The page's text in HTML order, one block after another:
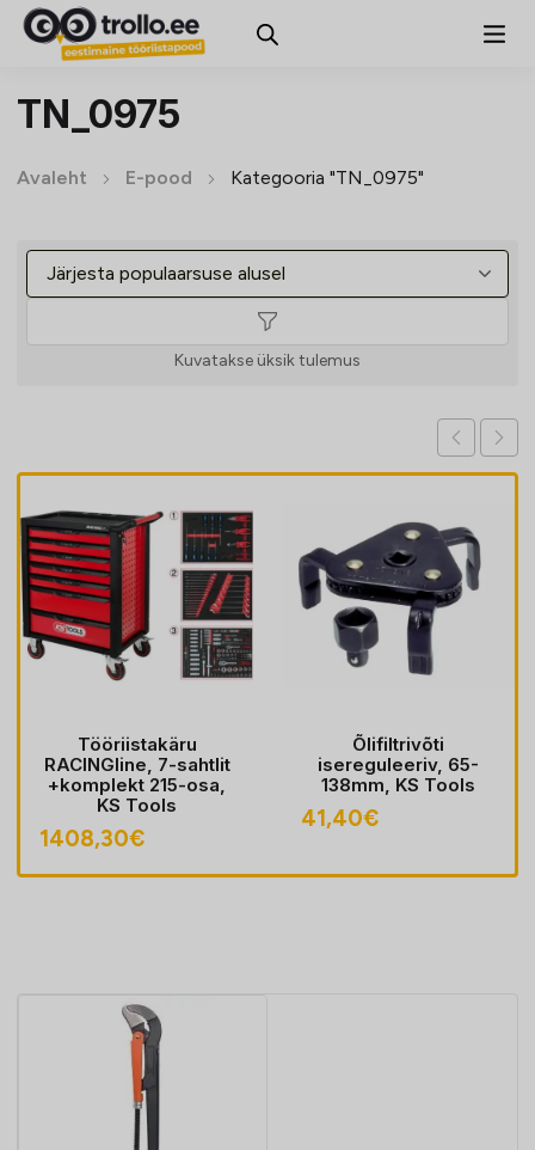
TN_0975
Avaleht E-pood Kategooria "TN_0975"
Kuvatakse üksik tulemus
Tööriistakäru
RACINGline, 7-sahtlit
+komplekt 215-osa,
KS Tools
1408,30€
Õlifiltrivõti
isereguleeriv, 65-
138mm, KS Tools
41,40€